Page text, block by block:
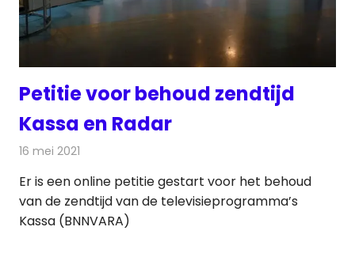
Petitie voor behoud zendtijd
Kassa en Radar
16 mei 2021
Er is een online petitie gestart voor het behoud
van de zendtijd van de televisieprogramma’s
Kassa (BNNVARA)